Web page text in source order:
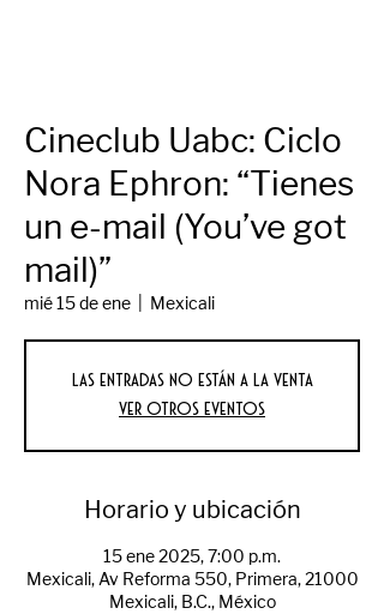
Cineclub Uabc: Ciclo
Nora Ephron: “Tienes
un e-mail (You’ve got
mail)”
mié 15 de ene Mexicali
Las entradas no están a la venta
Ver otros eventos
Horario y ubicación
15 ene 2025, 7:00 p.m.
Mexicali, Av Reforma 550, Primera, 21000
Mexicali, B.C., México